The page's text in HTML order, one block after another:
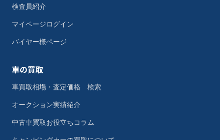
検査員紹介
マイページログイン
バイヤー様ページ
車の買取
車買取相場・査定価格 検索
オークション実績紹介
中古車買取お役立ちコラム